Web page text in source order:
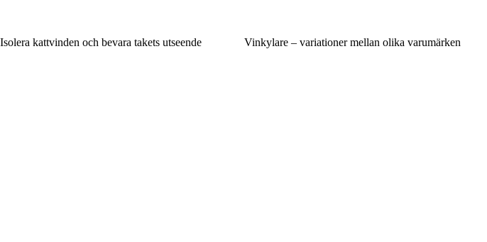
Isolera kattvinden och bevara takets utseende Vinkylare – variationer mellan olika varumärken